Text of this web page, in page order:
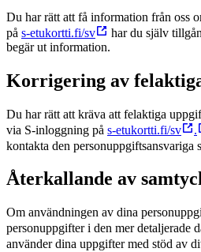
Du har rätt att få information från oss
på s-etukortti.fi/sv har du själv
begär ut information.
Korrigering av
Du har rätt att kräva att felaktiga
via S‑inloggning på s-etukortti.fi/sv .
kontakta den
Återkallande av
Om användningen av dina
personuppgifter i den mer detaljerade
använder dina uppgifter med stöd av